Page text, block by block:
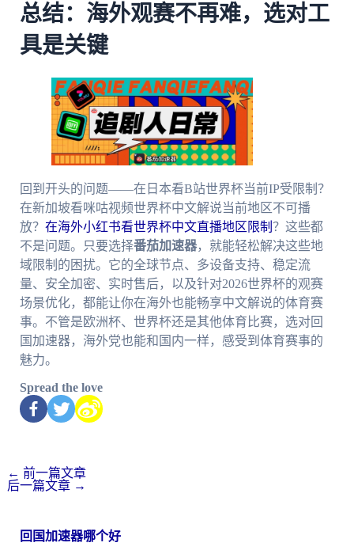
总结：海外观赛不再难，选对工
具是关键
回到开头的问题——在日本看B站世界杯当前IP受限制？
在新加坡看咪咕视频世界杯中文解说当前地区不可播
放？ 在海外小红书看世界杯中文直播地区限制 ？这些都
不是问题。只要选择番茄加速器，就能轻松解决这些地
域限制的困扰。它的全球节点、多设备支持、稳定流
量、安全加密、实时售后，以及针对2026世界杯的观赛
场景优化，都能让你在海外也能畅享中文解说的体育赛
事。不管是欧洲杯、世界杯还是其他体育比赛，选对回
国加速器，海外党也能和国内一样，感受到体育赛事的
魅力。
Spread the love
← 前一篇文章
后一篇文章 →
回国加速器哪个好